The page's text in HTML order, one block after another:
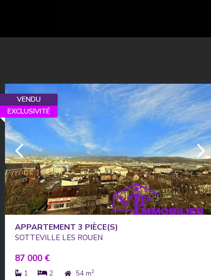
VENDU
EXCLUSIVITÉ
APPARTEMENT 3 PIÈCE(S)
SOTTEVILLE LES ROUEN
87 000 €
1 2 54 m2